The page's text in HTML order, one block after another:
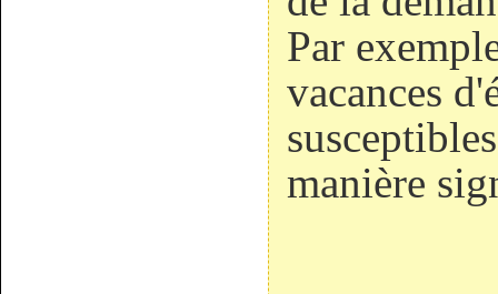
Par
vacances
manière